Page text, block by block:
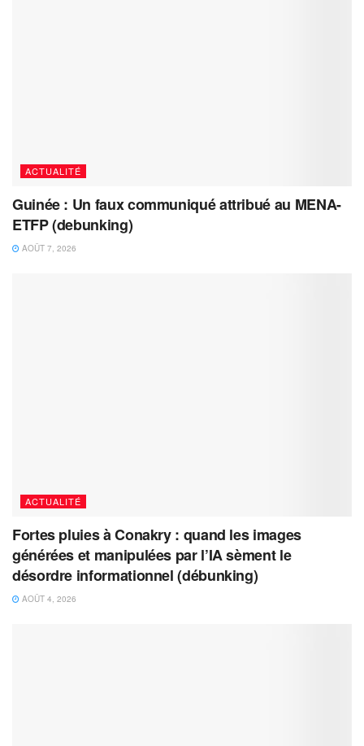
ACTUALITÉ
Guinée : Un faux communiqué attribué au MENA-
ETFP (debunking)
AOÛT 7, 2026
ACTUALITÉ
Fortes pluies à Conakry : quand les images
générées et manipulées par l’IA sèment le
désordre informationnel (débunking)
AOÛT 4, 2026